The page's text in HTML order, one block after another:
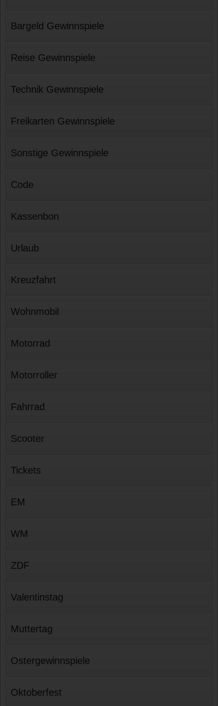
Bargeld Gewinnspiele
Reise Gewinnspiele
Technik Gewinnspiele
Freikarten Gewinnspiele
Sonstige Gewinnspiele
Code
Kassenbon
Urlaub
Kreuzfahrt
Wohnmobil
Motorrad
Motorroller
Fahrrad
Scooter
Tickets
EM
WM
ZDF
Valentinstag
Muttertag
Ostergewinnspiele
Oktoberfest